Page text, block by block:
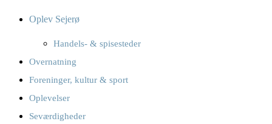
Oplev Sejerø
Handels- & spisesteder
Overnatning
Foreninger, kultur & sport
Oplevelser
Seværdigheder